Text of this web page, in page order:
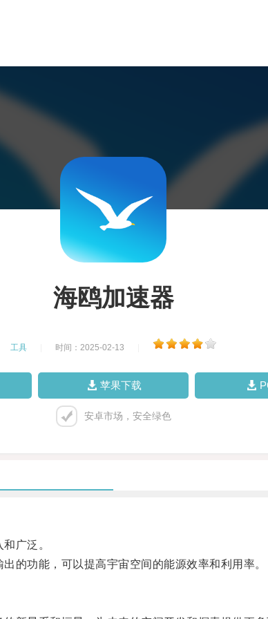
海鸥加速器
工具 时间：2025-02-13
苹果下载
安卓市场，安全绿色
广泛。
功能，可以提高宇宙空间的能源效率和利用率。